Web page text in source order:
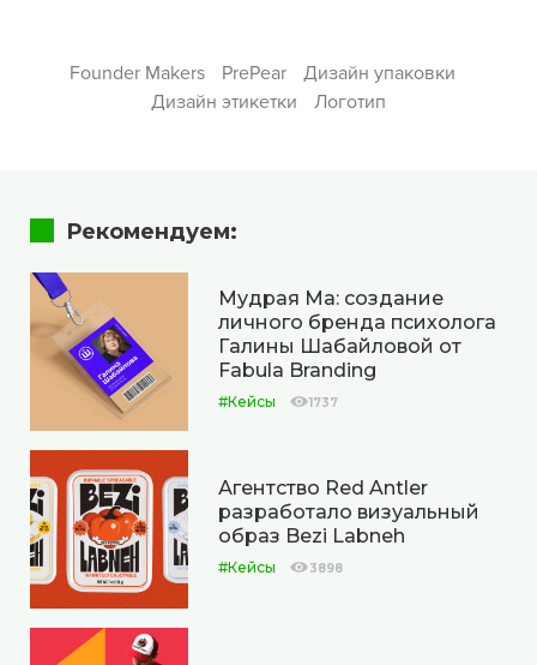
Founder Makers PrePear
Дизайн упаковки
Дизайн этикетки
Логотип
Рекомендуем:
Мудрая Ма: создание
личного бренда психолога
Галины Шабайловой от
Fabula Branding
#Кейсы 1737
Агентство Red Antler
разработало визуальный
образ Bezi Labneh
#Кейсы 3898